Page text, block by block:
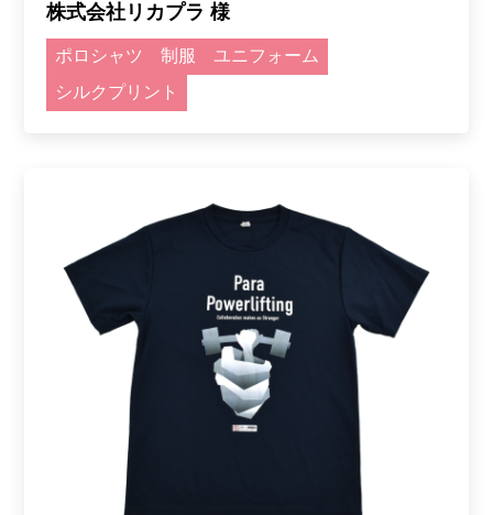
株式会社リカプラ 様
ポロシャツ 制服
ユニフォーム
シルクプリント